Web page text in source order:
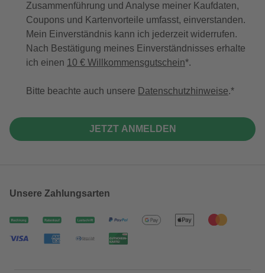
Zusammenführung und Analyse meiner Kaufdaten,
Coupons und Kartenvorteile umfasst, einverstanden.
Mein Einverständnis kann ich jederzeit widerrufen.
Nach Bestätigung meines Einverständnisses erhalte
ich einen 10 € Willkommensgutschein*.
Bitte beachte auch unsere Datenschutzhinweise.
JETZT ANMELDEN
Unsere Zahlungsarten